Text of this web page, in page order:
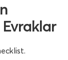
Evraklar